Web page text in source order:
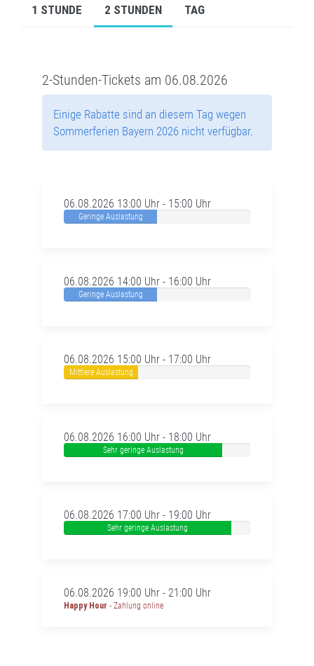
1 STUNDE 2 STUNDEN TAG
2-Stunden-Tickets am 06.08.2026
Einige Rabatte sind an diesem Tag wegen
Sommerferien Bayern 2026 nicht verfügbar.
06.08.2026 13:00 Uhr - 15:00 Uhr
Geringe Auslastung
06.08.2026 14:00 Uhr - 16:00 Uhr
Geringe Auslastung
06.08.2026 15:00 Uhr - 17:00 Uhr
Mittlere Auslastung
06.08.2026 16:00 Uhr - 18:00 Uhr
Sehr geringe Auslastung
06.08.2026 17:00 Uhr - 19:00 Uhr
Sehr geringe Auslastung
06.08.2026 19:00 Uhr - 21:00 Uhr
Happy Hour - Zahlung online